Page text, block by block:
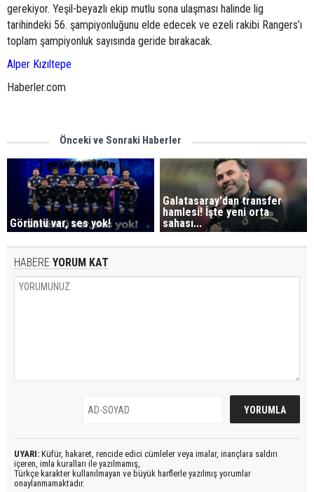
gerekiyor. Yeşil-beyazlı ekip mutlu sona ulaşması halinde lig
tarihindeki 56. şampiyonluğunu elde edecek ve ezeli rakibi Rangers’ı
toplam şampiyonluk sayısında geride bırakacak.
Alper Kızıltepe
Haberler.com
Önceki ve Sonraki Haberler
Görüntü var, ses yok!
Galatasaray'dan transfer
hamlesi! İşte yeni orta
sahası...
HABERE YORUM KAT
UYARI: Küfür, hakaret, rencide edici cümleler veya imalar, inançlara saldırı
içeren, imla kuralları ile yazılmamış,
Türkçe karakter kullanılmayan ve büyük harflerle yazılmış yorumlar
onaylanmamaktadır.